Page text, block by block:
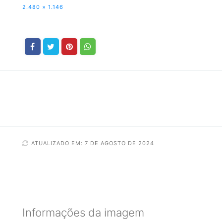
2.480 × 1.146
ATUALIZADO EM: 7 DE AGOSTO DE 2024
Informações da imagem